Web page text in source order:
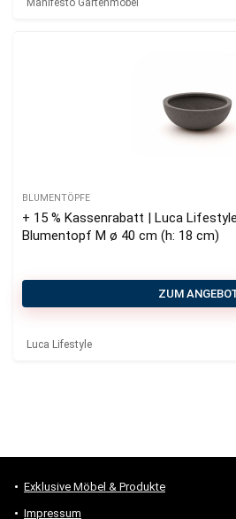
Manifesto Gartenmöbel
BLUMENTÖPFE
+ 15 % Kassenrabatt | Luca
Blumentopf M ø 40 cm (h: 18 cm)
ZUM
Luca Lifestyle
Exklusive Möbel & Produkte
Impressum